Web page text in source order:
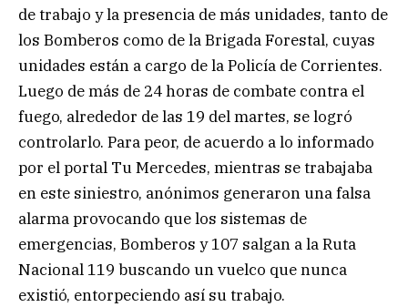
de trabajo y la presencia de más unidades, tanto de
los Bomberos como de la Brigada Forestal, cuyas
unidades están a cargo de la Policía de Corrientes.
Luego de más de 24 horas de combate contra el
fuego, alrededor de las 19 del martes, se logró
controlarlo. Para peor, de acuerdo a lo informado
por el portal Tu Mercedes, mientras se trabajaba
en este siniestro, anónimos generaron una falsa
alarma provocando que los sistemas de
emergencias, Bomberos y 107 salgan a la Ruta
Nacional 119 buscando un vuelco que nunca
existió, entorpeciendo así su trabajo.